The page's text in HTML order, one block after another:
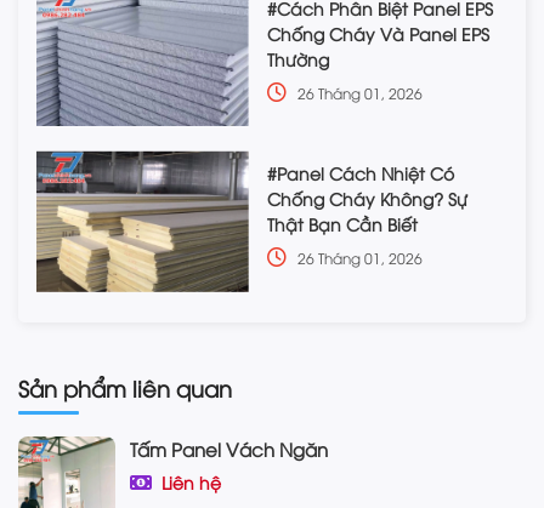
#Cách Phân Biệt Panel EPS
Chống Cháy Và Panel EPS
Thường
26 Tháng 01, 2026
#Panel Cách Nhiệt Có
Chống Cháy Không? Sự
Thật Bạn Cần Biết
26 Tháng 01, 2026
Sản phẩm liên quan
Tấm Panel Vách Ngăn
Liên hệ